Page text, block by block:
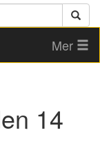
Mer
14